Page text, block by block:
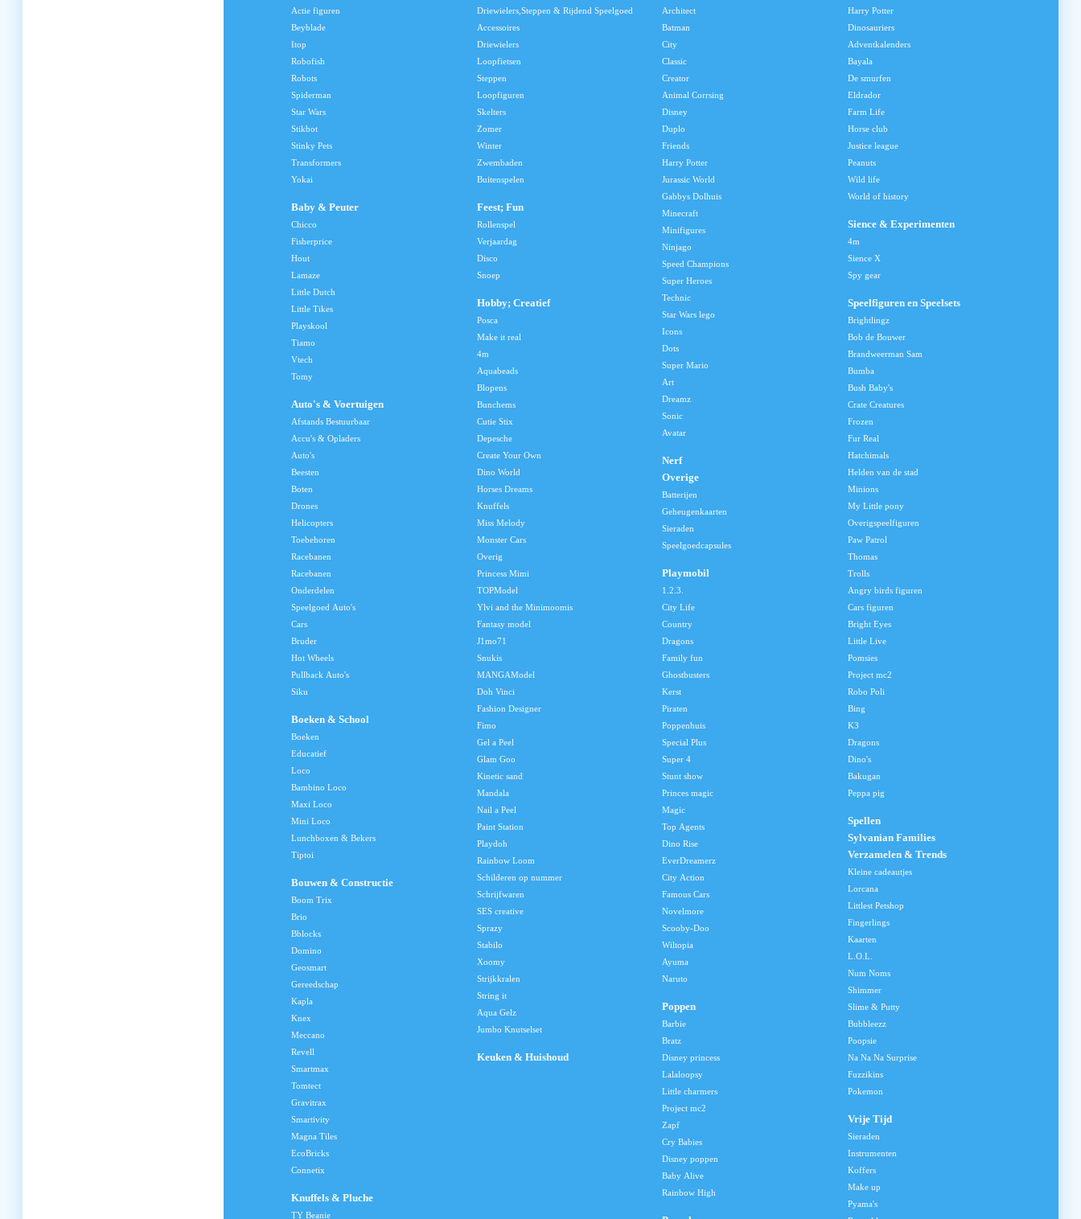
Actie figuren
Beyblade
Itop
Robofish
Robots
Spiderman
Star Wars
Stikbot
Stinky Pets
Transformers
Yokai
Baby & Peuter
Chicco
Fisherprice
Hout
Lamaze
Little Dutch
Little Tikes
Playskool
Tiamo
Vtech
Tomy
Auto's & Voertuigen
Afstands Bestuurbaar
Accu's & Opladers
Auto's
Beesten
Boten
Drones
Helicopters
Toebehoren
Racebanen
Racebanen
Onderdelen
Speelgoed Auto's
Cars
Bruder
Hot Wheels
Pullback Auto's
Siku
Boeken & School
Boeken
Educatief
Loco
Bambino Loco
Maxi Loco
Mini Loco
Lunchboxen & Bekers
Tiptoi
Bouwen & Constructie
Boom Trix
Brio
Bblocks
Domino
Geosmart
Gereedschap
Kapla
Knex
Meccano
Revell
Smartmax
Tomtect
Gravitrax
Smartivity
Magna Tiles
EcoBricks
Connetix
Knuffels & Pluche
TY Beanie
Driewielers,Steppen & Rijdend Speelgoed
Accessoires
Driewielers
Loopfietsen
Steppen
Loopfiguren
Skelters
Zomer
Winter
Zwembaden
Buitenspelen
Feest; Fun
Rollenspel
Verjaardag
Disco
Snoep
Hobby; Creatief
Posca
Make it real
4m
Aquabeads
Blopens
Bunchems
Cutie Stix
Depesche
Create Your Own
Dino World
Horses Dreams
Knuffels
Miss Melody
Monster Cars
Overig
Princess Mimi
TOPModel
Ylvi and the Minimoomis
Fantasy model
J1mo71
Snukis
MANGAModel
Doh Vinci
Fashion Designer
Fimo
Gel a Peel
Glam Goo
Kinetic sand
Mandala
Nail a Peel
Paint Station
Playdoh
Rainbow Loom
Schilderen op nummer
Schrijfwaren
SES creative
Sprazy
Stabilo
Xoomy
Strijkkralen
String it
Aqua Gelz
Jumbo Knutselset
Keuken & Huishoud
Architect
Batman
City
Classic
Creator
Animal Corrsing
Disney
Duplo
Friends
Harry Potter
Jurassic World
Gabbys Dolhuis
Minecraft
Minifigures
Ninjago
Speed Champions
Super Heroes
Technic
Star Wars lego
Icons
Dots
Super Mario
Art
Dreamz
Sonic
Avatar
Nerf
Overige
Batterijen
Geheugenkaarten
Sieraden
Speelgoedcapsules
Playmobil
1.2.3.
City Life
Country
Dragons
Family fun
Ghostbusters
Kerst
Piraten
Poppenhuis
Special Plus
Super 4
Stunt show
Princes magic
Magic
Top Agents
Dino Rise
EverDreamerz
City Action
Famous Cars
Novelmore
Scooby-Doo
Wiltopia
Ayuma
Naruto
Poppen
Barbie
Bratz
Disney princess
Lalaloopsy
Little charmers
Project mc2
Zapf
Cry Babies
Disney poppen
Baby Alive
Rainbow High
Harry Potter
Dinosauriers
Adventkalenders
Bayala
De smurfen
Eldrador
Farm Life
Horse club
Justice league
Peanuts
Wild life
World of history
Sience & Experimenten
4m
Sience X
Spy gear
Speelfiguren en Speelsets
Brightlingz
Bob de Bouwer
Brandweerman Sam
Bumba
Bush Baby's
Crate Creatures
Frozen
Fur Real
Hatchimals
Helden van de stad
Minions
My Little pony
Overigspeelfiguren
Paw Patrol
Thomas
Trolls
Angry birds figuren
Cars figuren
Bright Eyes
Little Live
Pomsies
Project mc2
Robo Poli
Bing
K3
Dragons
Dino's
Bakugan
Peppa pig
Spellen
Sylvanian Families
Verzamelen & Trends
Kleine cadeautjes
Lorcana
Littlest Petshop
Fingerlings
Kaarten
L.O.L.
Num Noms
Shimmer
Slime & Putty
Bubbleezz
Poopsie
Na Na Na Surprise
Fuzzikins
Pokemon
Vrije Tijd
Sieraden
Instrumenten
Koffers
Make up
Pyama's